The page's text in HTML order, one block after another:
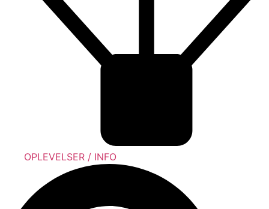
OPLEVELSER / INFO